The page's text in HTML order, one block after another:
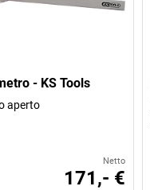
- KS Tools
aperto
Netto
171,- €